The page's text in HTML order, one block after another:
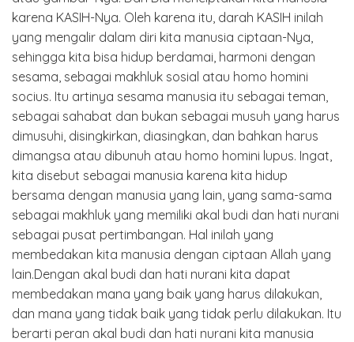
karena KASIH-Nya. Oleh karena itu, darah KASIH inilah
yang mengalir dalam diri kita manusia ciptaan-Nya,
sehingga kita bisa hidup berdamai, harmoni dengan
sesama, sebagai makhluk sosial atau homo homini
socius. Itu artinya sesama manusia itu sebagai teman,
sebagai sahabat dan bukan sebagai musuh yang harus
dimusuhi, disingkirkan, diasingkan, dan bahkan harus
dimangsa atau dibunuh atau homo homini lupus. Ingat,
kita disebut sebagai manusia karena kita hidup
bersama dengan manusia yang lain, yang sama-sama
sebagai makhluk yang memiliki akal budi dan hati nurani
sebagai pusat pertimbangan. Hal inilah yang
membedakan kita manusia dengan ciptaan Allah yang
lain.Dengan akal budi dan hati nurani kita dapat
membedakan mana yang baik yang harus dilakukan,
dan mana yang tidak baik yang tidak perlu dilakukan. Itu
berarti peran akal budi dan hati nurani kita manusia